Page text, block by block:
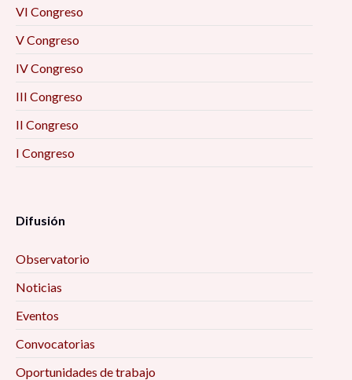
VI Congreso
V Congreso
IV Congreso
III Congreso
II Congreso
I Congreso
Difusión
Observatorio
Noticias
Eventos
Convocatorias
Oportunidades de trabajo